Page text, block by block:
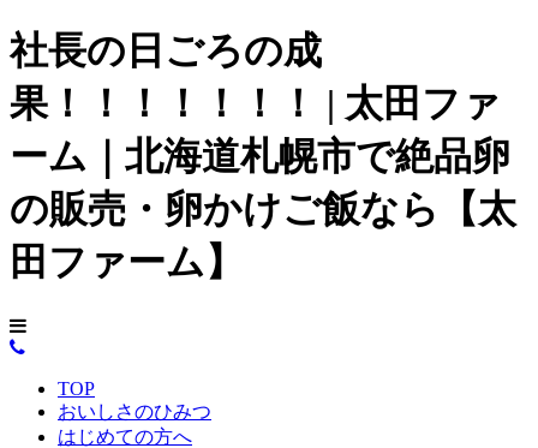
社長の日ごろの成
果！！！！！！！ | 太田ファ
ーム｜北海道札幌市で絶品卵
の販売・卵かけご飯なら【太
田ファーム】
TOP
おいしさのひみつ
はじめての方へ